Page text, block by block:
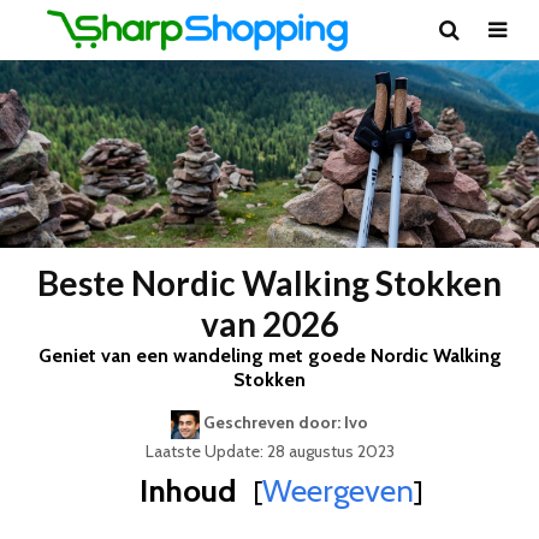
Beste Nordic Walking Stokken
van 2026
Geniet van een wandeling met goede Nordic Walking
Stokken
Geschreven door: Ivo
Laatste Update: 28 augustus 2023
Inhoud [Weergeven]